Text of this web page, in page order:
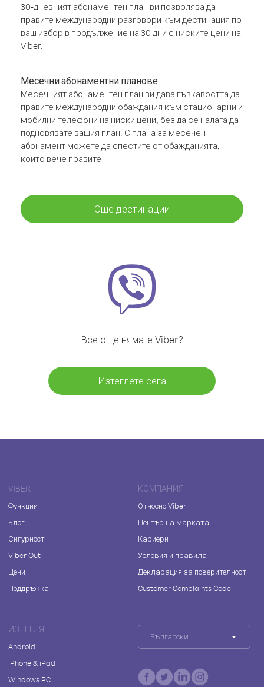
30-дневният абонаментен план ви позволява да
правите международни разговори към дестинация по
ваш избор в продължение на 30 дни с ниските цени на
Viber.
Месечни абонаментни планове
Месечният абонаментен план ви дава гъвкавостта да
правите международни обаждания към стационарни и
мобилни телефони на ниски цени, без да се налага да
подновявате вашия план. С плана за месечен
абонамент можете да спестите от обажданията,
които вече правите
Още дестинации
Все още нямате Viber?
Изтеглете сега
VIBER
Функции
Блог
Сигурност
Viber Out
Цени
Поддръжка
КОМПАНИЯ
Относно Viber
Център на марката
Кариери
Условия и правила
Декларация за поверителност
Customer Complaints Code
ИЗТЕГЛЯНЕ
Android
iPhone & iPad
Windows PC
Български